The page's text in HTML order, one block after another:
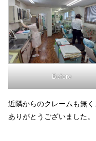
Before
近隣からのクレームも無く
ありがとうございました。